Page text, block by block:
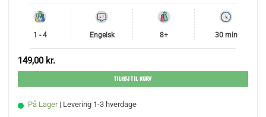
1 - 4 Engelsk 8+ 30 min
149,00 kr.
TILFØJ TIL KURV
På Lager | Levering 1-3 hverdage